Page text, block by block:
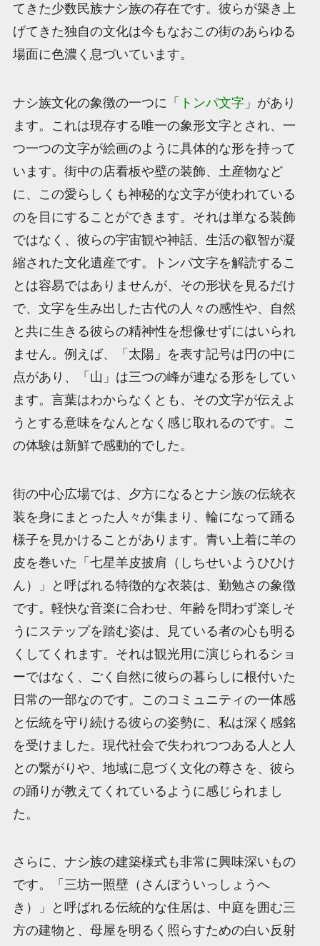
てきた少数民族ナシ族の存在です。彼らが築き上
げてきた独自の文化は今もなおこの街のあらゆる
場面に色濃く息づいています。
ナシ族文化の象徴の一つに「 トンパ文字」があり
ます。これは現存する唯一の象形文字とされ、一
つ一つの文字が絵画のように具体的な形を持って
います。街中の店看板や壁の装飾、土産物など
に、この愛らしくも神秘的な文字が使われている
のを目にすることができます。それは単なる装飾
ではなく、彼らの宇宙観や神話、生活の叡智が凝
縮された文化遺産です。トンパ文字を解読するこ
とは容易ではありませんが、その形状を見るだけ
で、文字を生み出した古代の人々の感性や、自然
と共に生きる彼らの精神性を想像せずにはいられ
ません。例えば、「太陽」を表す記号は円の中に
点があり、「山」は三つの峰が連なる形をしてい
ます。言葉はわからなくとも、その文字が伝えよ
うとする意味をなんとなく感じ取れるのです。こ
の体験は新鮮で感動的でした。
街の中心広場では、夕方になるとナシ族の伝統衣
装を身にまとった人々が集まり、輪になって踊る
様子を見かけることがあります。青い上着に羊の
皮を巻いた「七星羊皮披肩（しちせいようひひけ
ん）」と呼ばれる特徴的な衣装は、勤勉さの象徴
です。軽快な音楽に合わせ、年齢を問わず楽しそ
うにステップを踏む姿は、見ている者の心も明る
くしてくれます。それは観光用に演じられるショ
ーではなく、ごく自然に彼らの暮らしに根付いた
日常の一部なのです。このコミュニティの一体感
と伝統を守り続ける彼らの姿勢に、私は深く感銘
を受けました。現代社会で失われつつある人と人
との繋がりや、地域に息づく文化の尊さを、彼ら
の踊りが教えてくれているように感じられまし
た。
さらに、ナシ族の建築様式も非常に興味深いもの
です。「三坊一照壁（さんぼういっしょうへ
き）」と呼ばれる伝統的な住居は、中庭を囲む三
方の建物と、母屋を明るく照らすための白い反射